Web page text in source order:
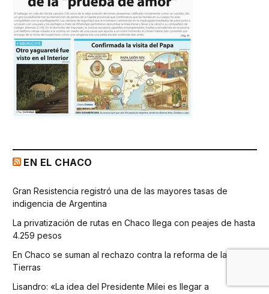
EN EL CHACO
Gran Resistencia registró una de las mayores tasas de
indigencia de Argentina
La privatización de rutas en Chaco llega con peajes de hasta
4.259 pesos
En Chaco se suman al rechazo contra la reforma de la Ley de
Tierras
Lisandro: «La idea del Presidente Milei es llegar a